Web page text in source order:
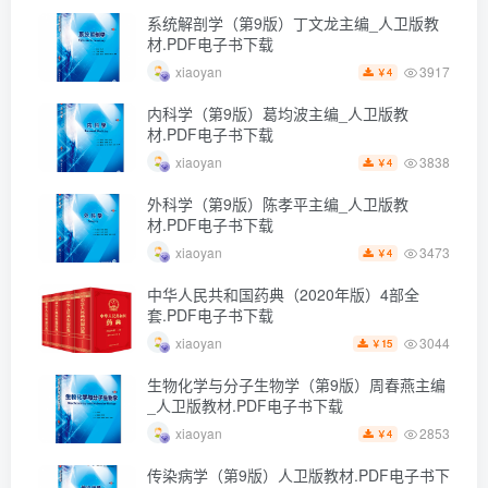
系统解剖学（第9版）丁文龙主编_人卫版教
材.PDF电子书下载
xiaoyan ￥4 3917
内科学（第9版）葛均波主编_人卫版教
材.PDF电子书下载
xiaoyan ￥4 3838
外科学（第9版）陈孝平主编_人卫版教
材.PDF电子书下载
xiaoyan ￥4 3473
中华人民共和国药典（2020年版）4部全
套.PDF电子书下载
xiaoyan ￥ 15 3044
生物化学与分子生物学（第9版）周春燕主编
_人卫版教材.PDF电子书下载
xiaoyan ￥4 2853
传染病学（第9版）人卫版教材.PDF电子书下